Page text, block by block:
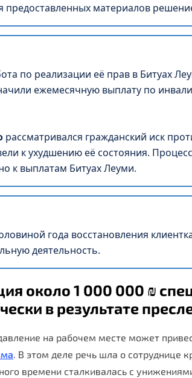
предоставленных материалов
по реализации её прав в Битуах
ежемесячную выплату по
рассматривался гражданский иск
к ухудшению её состояния.
к выплатам Битуах Леуми.
года восстановления
деятельность.
около 1 000 000 ₪
в результате
на рабочем месте может
. В этом деле речь шла о сотруднице
времени сталкивалась с